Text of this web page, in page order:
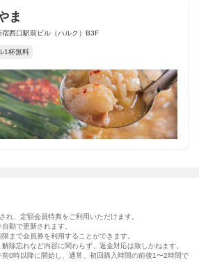
ま
西口駅前ビル（ハルク）B3F
1杯無料
、定額会員特典をご利用いただけます。
動で更新されます。
まで会員券を利用することができます。
除忘れなど内容に関わらず、返金対応は致しかねます。
0時以降に開始し、通常、初回購入時間の前後1〜2時間で